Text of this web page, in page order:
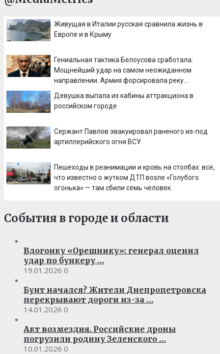
Живущая в Италии русская сравнила жизнь в
Европе и в Крыму
Гениальная тактика Белоусова сработала:
Мощнейший удар на самом неожиданном
направлении. Армия форсировала реку.
Ключевой узел обороны пал
Девушка выпала из кабины аттракциона в
российском городе
Сержант Павлов эвакуировал раненого из-под
артиллерийского огня ВСУ
Пешеходы в реанимации и кровь на столбах: всё,
что известно о жутком ДТП возле «Голубого
огонька» — там сбили семь человек
События в городе и области
Вдогонку «Орешнику»: генерал оценил
удар по бункеру …
19.01.2026 0
Бунт начался? Жители Днепропетровска
перекрывают дороги из-за …
14.01.2026 0
Акт возмездия. Российские дроны
погрузили родину Зеленского …
10.01.2026 0